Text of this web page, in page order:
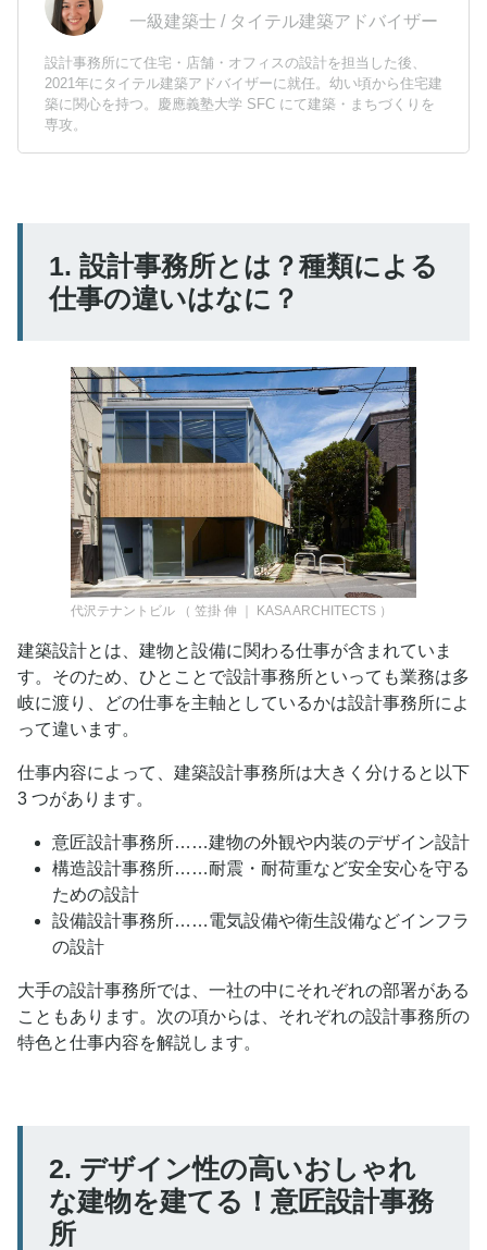
一級建築士 / タイテル建築アドバイザー
設計事務所にて住宅・店舗・オフィスの設計を担当した後、
2021年にタイテル建築アドバイザーに就任。幼い頃から住宅建
築に関心を持つ。慶應義塾大学 SFC にて建築・まちづくりを
専攻。
1. 設計事務所とは？種類による
仕事の違いはなに？
代沢テナントビル （ 笠掛 伸 ｜ KASA ARCHITECTS ）
建築設計とは、建物と設備に関わる仕事が含まれていま
す。そのため、ひとことで設計事務所といっても業務は多
岐に渡り、どの仕事を主軸としているかは設計事務所によ
って違います。
仕事内容によって、建築設計事務所は大きく分けると以下
3 つがあります。
意匠設計事務所……建物の外観や内装のデザイン設計
構造設計事務所……耐震・耐荷重など安全安心を守る
ための設計
設備設計事務所……電気設備や衛生設備などインフラ
の設計
大手の設計事務所では、一社の中にそれぞれの部署がある
こともあります。次の項からは、それぞれの設計事務所の
特色と仕事内容を解説します。
2. デザイン性の高いおしゃれ
な建物を建てる！意匠設計事務
所